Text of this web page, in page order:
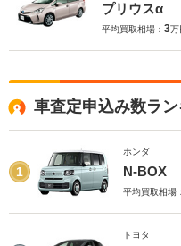
プリウスα
平均買取相場： 3万
車査定申込み数ラ
1
ホンダ
N-BOX
平均買取相場：
トヨタ